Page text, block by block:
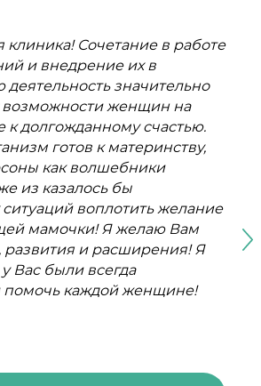
клиника! Сочетание в работе
и внедрение их в
деятельность значительно
возможности женщин на
долгожданному счастью.
готов к материнству,
как волшебники
из казалось бы
воплотить желание
мамочки! Я желаю Вам
развития и расширения! Я
Вас были всегда
помочь каждой женщине!
клинику
Огай
GEBEN
BEWERTUNGEN
клиники Персона и я
профессионализмом
высоким качеством
и индивидуальным
клиенту.
врачам Карибаевой Ш.К.,
Темирхановне, и
Такие специалисты
в чудо, поверить в
к своим результатам. У меня
Алёна.
клиника, попадаешь в
и
GEBEN
BEWERTUNGEN
поздравляю клинику ,,
GEBEN
BEWERTUNGEN